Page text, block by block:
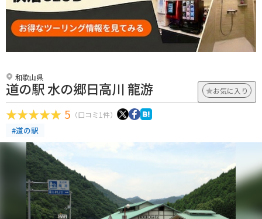
和歌山県
道の駅 水の郷日高川 龍游 お気に入り
5 （口コミ1件）
#道の駅